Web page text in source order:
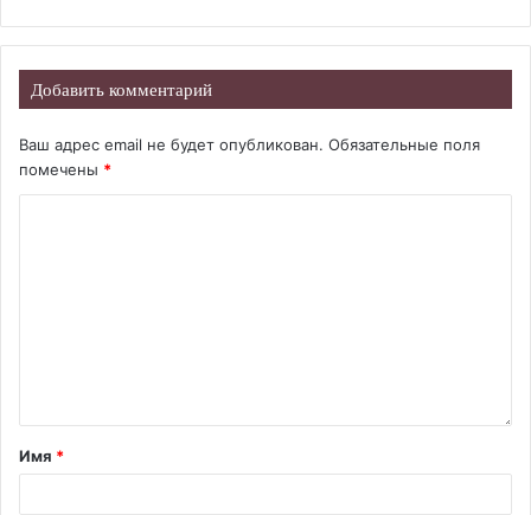
Добавить комментарий
Ваш адрес email не будет опубликован. Обязательные поля
помечены *
Имя *